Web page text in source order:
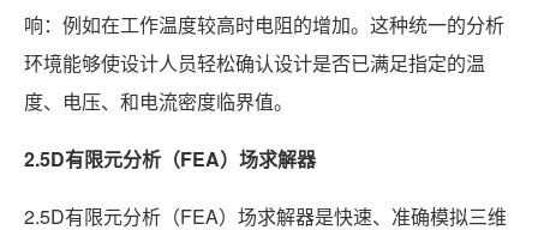
响：例如在工作温度较高时电阻的增加。这种统一的分析
环境能够使设计人员轻松确认设计是否已满足指定的温
度、电压、和电流密度临界值。
2.5D有限元分析（FEA）场求解器
2.5D有限元分析（FEA）场求解器是快速、准确模拟三维